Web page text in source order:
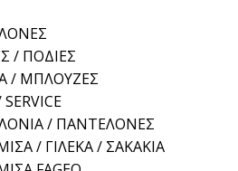
/ ΠΟΔΙΕΣ
/ ΜΠΛΟΥΖΕΣ
/ ΠΑΝΤΕΛΟΝΕΣ
/ ΓΙΛΕΚΑ / ΣΑΚΑΚΙΑ
6,47 €